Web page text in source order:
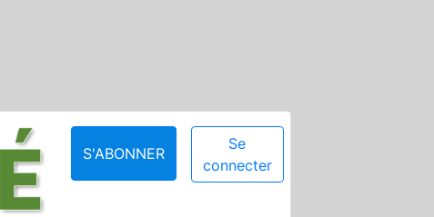
S'ABONNER
Se
connecter